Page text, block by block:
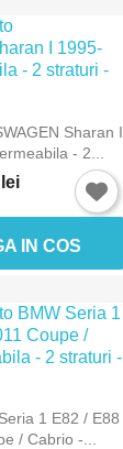
rapidaSharan I
- 2...
IN COS
rapida
1 E82 / E88
/ Cabrio -...